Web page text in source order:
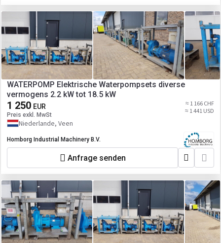
WATERPOMP Elektrische Waterpompsets diverse
vermogens 2.2 kW tot 18.5 kW
1 250 EUR
Preis exkl. MwSt
≈ 1 166 CHF
≈ 1 441 USD
Niederlande, Veen
Homborg Industrial Machinery B.V.
Anfrage senden